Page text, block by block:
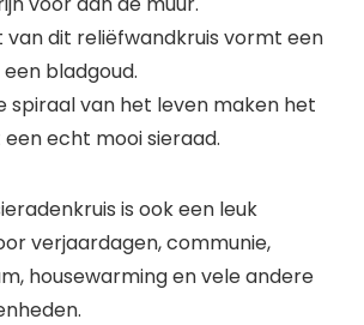
van dit reliëfwandkruis vormt een
bladgoud.
spiraal van het leven maken het
echt mooi sieraad.
is ook een leuk
verjaardagen, communie,
housewarming en vele andere